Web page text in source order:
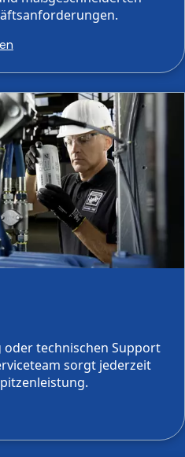
oder technischen Support
sorgt jederzeit